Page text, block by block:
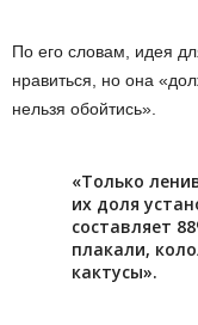
По его словам, идея
нравиться, но она
нельзя обойтись».
«Только
их доля
составляет
плакали,
кактусы».